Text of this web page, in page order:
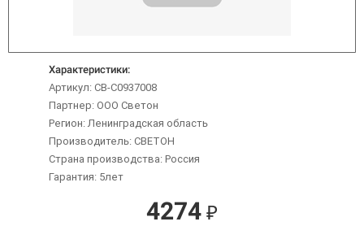
Характеристики:
Артикул: CB-C0937008
Партнер: ООО Светон
Регион: Ленинградская область
Производитель: СВЕТОН
Страна производства: Россия
Гарантия: 5лет
4274 ₽